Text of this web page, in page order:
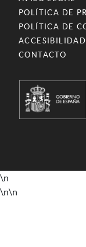
POLÍTICA DE
POLÍTICA DE
ACCESIBILIDAD
CONTACTO
\n
\n\n